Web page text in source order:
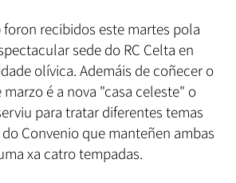
recibidos este martes pola
sede do RC Celta en
olívica. Ademáis de coñecer o
marzo é a nova "casa celeste" o
para tratar diferentes temas
Convenio que manteñen ambas
xa catro tempadas.